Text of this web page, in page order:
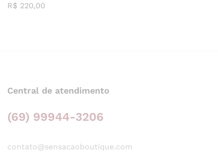
R$ 220,00
Central de atendimento
(69) 99944-3206
contato@sensacaoboutique.com